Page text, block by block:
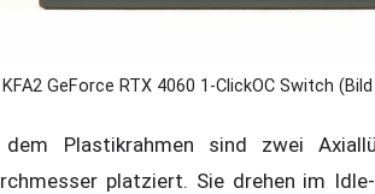
KFA2 GeForce RTX 4060 1-ClickOC Switch
Plastikrahmen sind zwei
platziert. Sie drehen im